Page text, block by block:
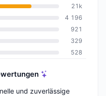
21k
4 196
921
329
528
und zuverlässige